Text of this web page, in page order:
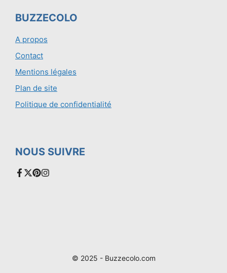
BUZZECOLO
A propos
Contact
Mentions légales
Plan de site
Politique de confidentialité
NOUS SUIVRE
© 2025 - Buzzecolo.com